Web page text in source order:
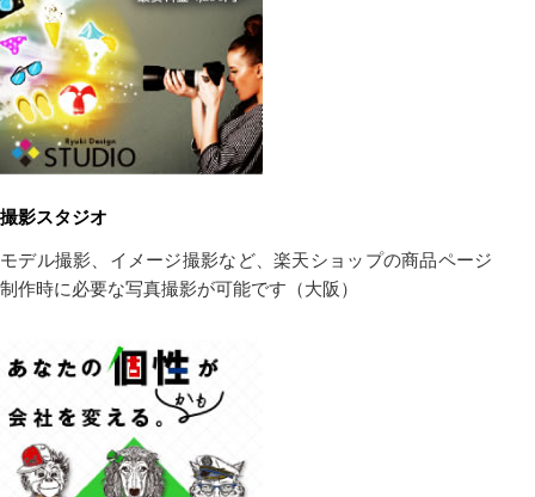
撮影スタジオ
モデル撮影、イメージ撮影など、楽天ショップの商品ページ
制作時に必要な写真撮影が可能です（大阪）